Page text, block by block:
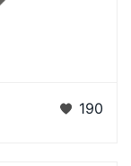
感应器具有
190